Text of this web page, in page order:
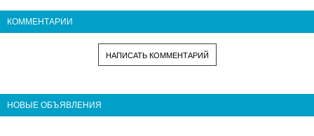
КОММЕНТАРИИ
НАПИСАТЬ КОММЕНТАРИЙ
НОВЫЕ ОБЪЯВЛЕНИЯ